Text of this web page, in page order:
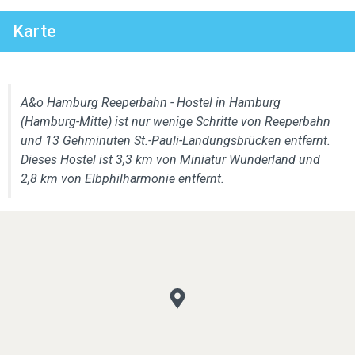
Karte
A&o Hamburg Reeperbahn - Hostel in Hamburg
(Hamburg-Mitte) ist nur wenige Schritte von Reeperbahn
und 13 Gehminuten St.-Pauli-Landungsbrücken entfernt.
Dieses Hostel ist 3,3 km von Miniatur Wunderland und
2,8 km von Elbphilharmonie entfernt.